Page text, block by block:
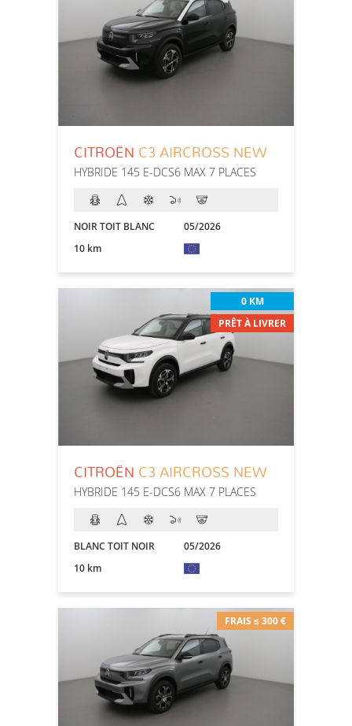
CITROËN C3 AIRCROSS NEW
HYBRIDE 145 E-DCS6 MAX 7 PLACES
NOIR TOIT BLANC
05/2026
10 km
0 KM
PRÊT À LIVRER
CITROËN C3 AIRCROSS NEW
HYBRIDE 145 E-DCS6 MAX 7 PLACES
BLANC TOIT NOIR
05/2026
10 km
FRAIS ≤ 300 €